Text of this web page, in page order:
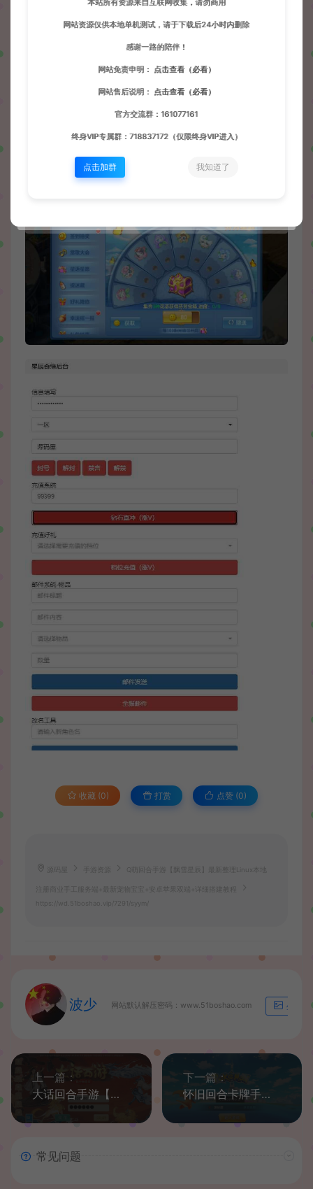
收藏 (0) 打赏 点赞 (0)
手游资源 Q萌回合手游【飘雪星辰】最新整理Linux本地
注册商业手工服务端+最新宠物宝宝+安卓苹果双端+详细搭建教程
https://wd.51boshao.vip/7291/syym/
波少 网站默认解压密码：www.51boshao.com 生成海
上一篇：
大话回合手游【无双西游无元神版】最新整理win系服务端+Linux手工端+安卓+GM后台+详细搭建教程
下一篇：
怀旧回合卡牌手游【宝可梦之萌妖出没】最新整理Win半手工服务端+授权GM后台+详细搭建教程
常见问题
本站所有资源来自互联网收集，请勿商用
网站资源仅供本地单机测试，请于下载后24小时内删除
感谢一路的陪伴！
网站免责申明： 点击查看（必看）
网站售后说明： 点击查看（必看）
官方交流群：161077161
终身VIP专属群：718837172（仅限终身VIP进入）
点击加群 我知道了